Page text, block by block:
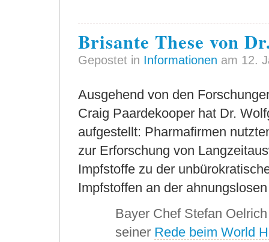
Brisante These von
Gepostet in Informationen am 12.
Ausgehend von den
Craig Paardekooper hat Dr.
aufgestellt: Pharmafirmen
zur Erforschung von
Impfstoffe zu der
Impfstoffen an der
Bayer Chef Stefan
seiner Rede beim World